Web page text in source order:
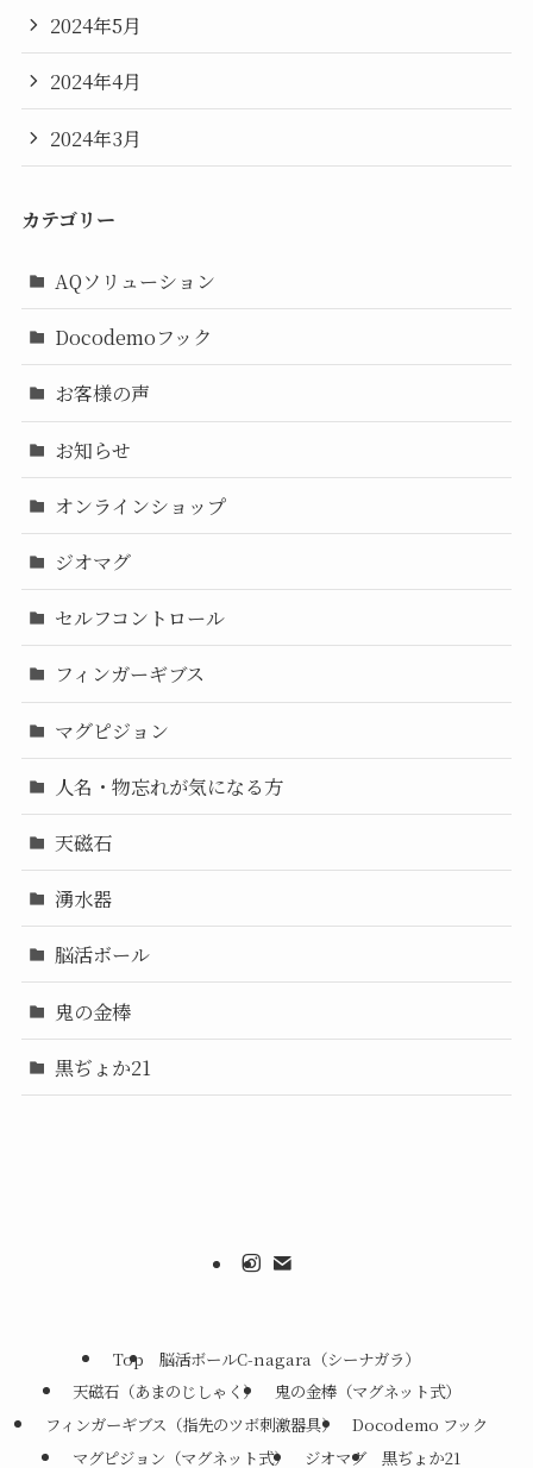
2024年5月
2024年4月
2024年3月
カテゴリー
AQソリューション
Docodemoフック
お客様の声
お知らせ
オンラインショップ
ジオマグ
セルフコントロール
フィンガーギブス
マグピジョン
人名・物忘れが気になる方
天磁石
湧水器
脳活ボール
鬼の金棒
黒ぢょか21
Top
脳活ボールC-nagara（シーナガラ）
天磁石（あまのじしゃく）
鬼の金棒（マグネット式）
フィンガーギブス（指先のツボ刺激器具）
Docodemo フック
マグピジョン（マグネット式）
ジオマグ 黒ぢょか21